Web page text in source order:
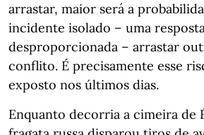
arrastar, maior será a
incidente isolado – uma
desproporcionada – arrastar
conflito. É precisamente esse
exposto nos últimos dias.
Enquanto decorria a cimeira de